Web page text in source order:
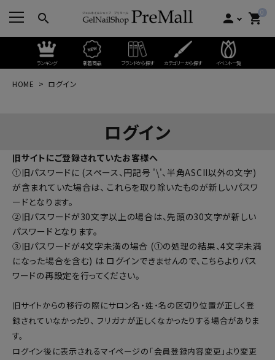
search person 0
shopping_cart
ランキング 新着商品 ブランドから探す カテゴリーから探す イベント一覧
HOME ログイン
ログイン
旧サイトにご登録されていたお客様へ
①旧パスワードに (スペース、円記号 '\'、半角ASCII以外の文字)
が含まれていた場合は、 これらを取り除いたものが新しいパスワ
ードとなります。
②旧パスワードが30文字以上の場合は、先頭の30文字が新しい
パスワードとなります。
③旧パスワードが4文字未満の場合 (①の処理の結果、4文字未満
になった場合を含む) は ログインできませんので、 こちらよりパス
ワードの再設定を行ってください。
旧サイトからの移行の際にサロン名・姓・名の区切り位置が正しく登
録されていなかったり、 フリガナが正しくなかったりする場合がありま
す。
ログイン後に表示されるマイページの「会員登録内容変更」より変更